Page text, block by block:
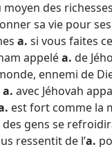
moyen des
sa vie pour ses
a. si vous faites
appeléa. de
ennemi de
a. avec Jéhovah
est fort comme la
des gens se
ressentit de l’a.